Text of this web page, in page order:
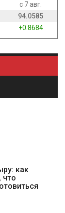
с 7 авг.
94.0585
+0.8684
как
что